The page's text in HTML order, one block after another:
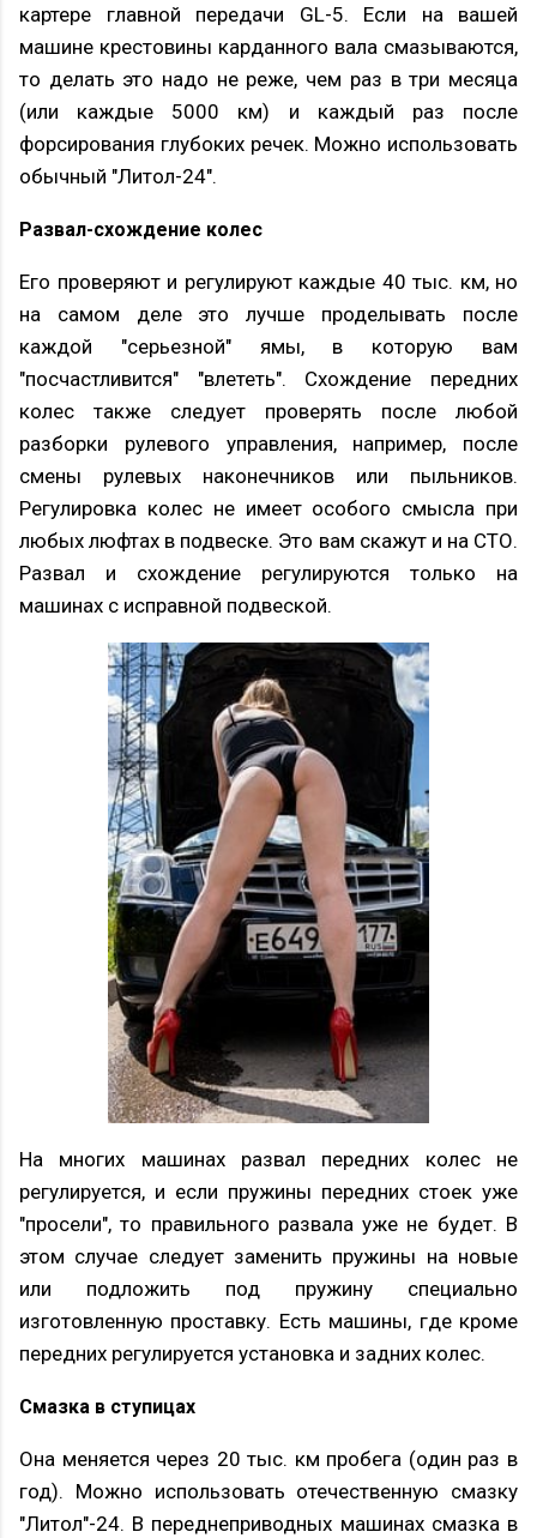
картере главной передачи GL-5. Если на вашей
машине крестовины карданного вала смазываются,
то делать это надо не реже, чем раз в три месяца
(или каждые 5000 км) и каждый раз после
форсирования глубоких речек. Можно использовать
обычный "Литол-24".
Развал-схождение колес
Его проверяют и регулируют каждые 40 тыс. км, но
на самом деле это лучше проделывать после
каждой "серьезной" ямы, в которую вам
"посчастливится" "влететь". Схождение передних
колес также следует проверять после любой
разборки рулевого управления, например, после
смены рулевых наконечников или пыльников.
Регулировка колес не имеет особого смысла при
любых люфтах в подвеске. Это вам скажут и на СТО.
Развал и схождение регулируются только на
машинах с исправной подвеской.
На многих машинах развал передних колес не
регулируется, и если пружины передних стоек уже
"просели", то правильного развала уже не будет. В
этом случае следует заменить пружины на новые
или подложить под пружину специально
изготовленную проставку. Есть машины, где кроме
передних регулируется установка и задних колес.
Смазка в ступицах
Она меняется через 20 тыс. км пробега (один раз в
год). Можно использовать отечественную смазку
"Литол"-24. В переднеприводных машинах смазка в